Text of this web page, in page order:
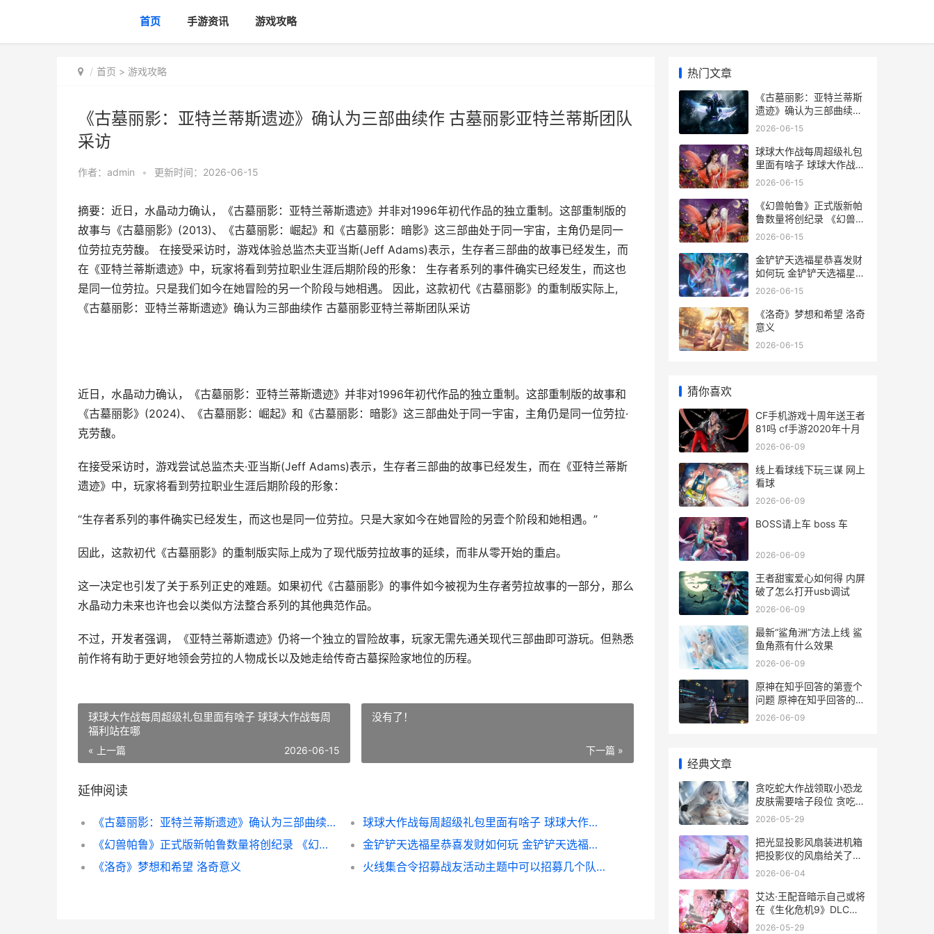
首页 手游资讯 游戏攻略
首页 > 游戏攻略
《古墓丽影：亚特兰蒂斯遗迹》确认为三部曲续作 古墓丽影亚特兰蒂斯团队
采访
作者： admin • 更新时间：2026-06-15
摘要：近日，水晶动力确认，《古墓丽影：亚特兰蒂斯遗迹》并非对1996年初代作品的独立重制。这部重制版的
故事与《古墓丽影》(2013)、《古墓丽影：崛起》和《古墓丽影：暗影》这三部曲处于同一宇宙，主角仍是同一
位劳拉克劳馥。 在接受采访时，游戏体验总监杰夫亚当斯(Jeff Adams)表示，生存者三部曲的故事已经发生，而
在《亚特兰蒂斯遗迹》中，玩家将看到劳拉职业生涯后期阶段的形象： 生存者系列的事件确实已经发生，而这也
是同一位劳拉。只是我们如今在她冒险的另一个阶段与她相遇。 因此，这款初代《古墓丽影》的重制版实际上,
《古墓丽影：亚特兰蒂斯遗迹》确认为三部曲续作 古墓丽影亚特兰蒂斯团队采访
近日，水晶动力确认，《古墓丽影：亚特兰蒂斯遗迹》并非对1996年初代作品的独立重制。这部重制版的故事和
《古墓丽影》(2024)、《古墓丽影：崛起》和《古墓丽影：暗影》这三部曲处于同一宇宙，主角仍是同一位劳拉·
克劳馥。
在接受采访时，游戏尝试总监杰夫·亚当斯(Jeff Adams)表示，生存者三部曲的故事已经发生，而在《亚特兰蒂斯
遗迹》中，玩家将看到劳拉职业生涯后期阶段的形象：
“生存者系列的事件确实已经发生，而这也是同一位劳拉。只是大家如今在她冒险的另壹个阶段和她相遇。”
因此，这款初代《古墓丽影》的重制版实际上成为了现代版劳拉故事的延续，而非从零开始的重启。
这一决定也引发了关于系列正史的难题。如果初代《古墓丽影》的事件如今被视为生存者劳拉故事的一部分，那么
水晶动力未来也许也会以类似方法整合系列的其他典范作品。
不过，开发者强调，《亚特兰蒂斯遗迹》仍将一个独立的冒险故事，玩家无需先通关现代三部曲即可游玩。但熟悉
前作将有助于更好地领会劳拉的人物成长以及她走给传奇古墓探险家地位的历程。
球球大作战每周超级礼包里面有啥子 球球大作战每周
福利站在哪
« 上一篇 2026-06-15
没有了！
下一篇 »
延伸阅读
《古墓丽影：亚特兰蒂斯遗迹》确认为三部曲续作 古墓丽影亚特兰蒂斯团队采访
球球大作战每周超级礼包里面有啥子 球球大作战每周福利站在哪
《幻兽帕鲁》正式版新帕鲁数量将创纪录 《幻兽帕鲁》正版下载
金铲铲天选福星恭喜发财如何玩 金铲铲天选福星神器适配
《洛奇》梦想和希望 洛奇意义
火线集合令招募战友活动主题中可以招募几个队友 火线最新抽奖活动
热门文章
《古墓丽影：亚特兰蒂斯
遗迹》确认为三部曲续作
古墓丽影亚特兰蒂斯团队
2026-06-15
球球大作战每周超级礼包
里面有啥子 球球大作战每
周福利站在哪
2026-06-15
《幻兽帕鲁》正式版新帕
鲁数量将创纪录 《幻兽帕
鲁》正版下载
2026-06-15
金铲铲天选福星恭喜发财
如何玩 金铲铲天选福星神
器适配
2026-06-15
《洛奇》梦想和希望 洛奇
意义
2026-06-15
猜你喜欢
CF手机游戏十周年送王者
81吗 cf手游2020年十月
2026-06-09
线上看球线下玩三谋 网上
看球
2026-06-09
BOSS请上车 boss 车
2026-06-09
王者甜蜜爱心如何得 内屏
破了怎么打开usb调试
2026-06-09
最新“鲨角洲”方法上线 鲨
鱼角燕有什么效果
2026-06-09
原神在知乎回答的第壹个
问题 原神在知乎回答的第
一个视频
2026-06-09
经典文章
贪吃蛇大作战领取小恐龙
皮肤需要啥子段位 贪吃蛇
大作战领取深渊巨口皮肤
2026-05-29
把光显投影风扇装进机箱
把投影仪的风扇给关了有
影响吗
2026-06-04
艾达·王配音暗示自己或将
在《生化危机9》DLC回
归 艾达王台词
2026-05-29